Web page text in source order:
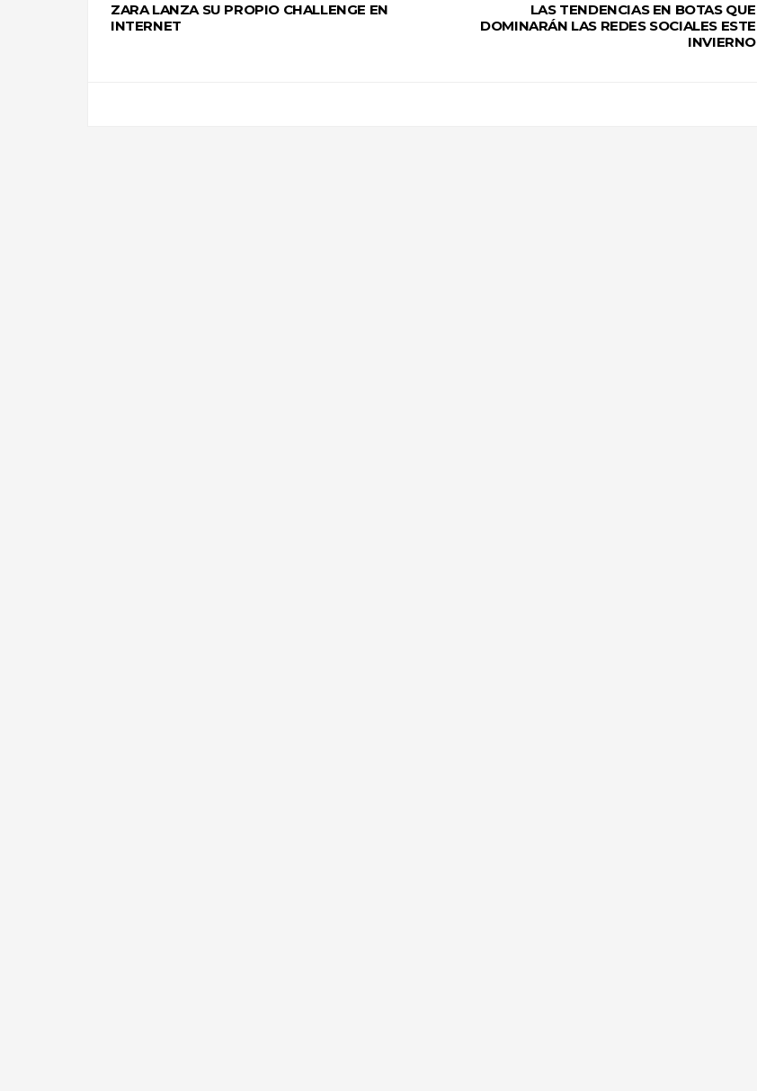
LAS TENDENCIAS EN BOTAS QUE
DOMINARÁN LAS REDES SOCIALES ESTE
INVIERNO
ZARA LANZA SU PROPIO CHALLENGE EN
INTERNET